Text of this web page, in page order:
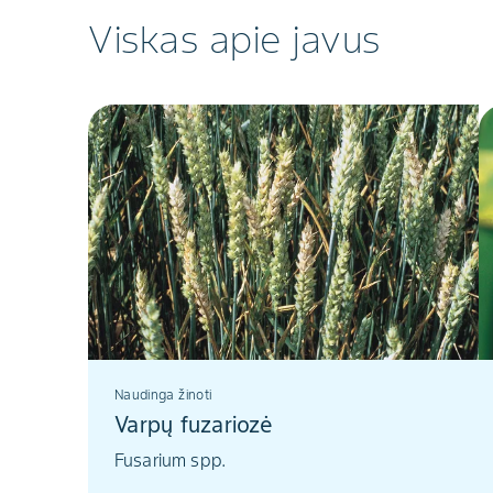
Viskas apie javus
Naudinga žinoti
Varpų fuzariozė
Fusarium spp.